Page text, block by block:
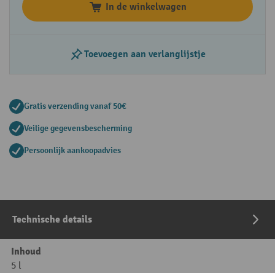
In de winkelwagen
Toevoegen aan verlanglijstje
Gratis verzending vanaf 50€
Veilige gegevensbescherming
Persoonlijk aankoopadvies
Technische details
Inhoud
5 l